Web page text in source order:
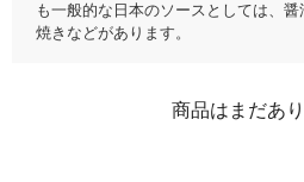
も一般的な日本のソースとしては、
焼きなどがあります。
商品はまだあ